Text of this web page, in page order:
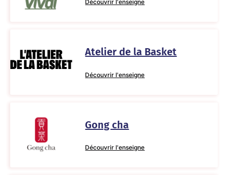
Découvrir l'enseigne
Atelier de la Basket
Découvrir l'enseigne
Gong cha
Découvrir l'enseigne